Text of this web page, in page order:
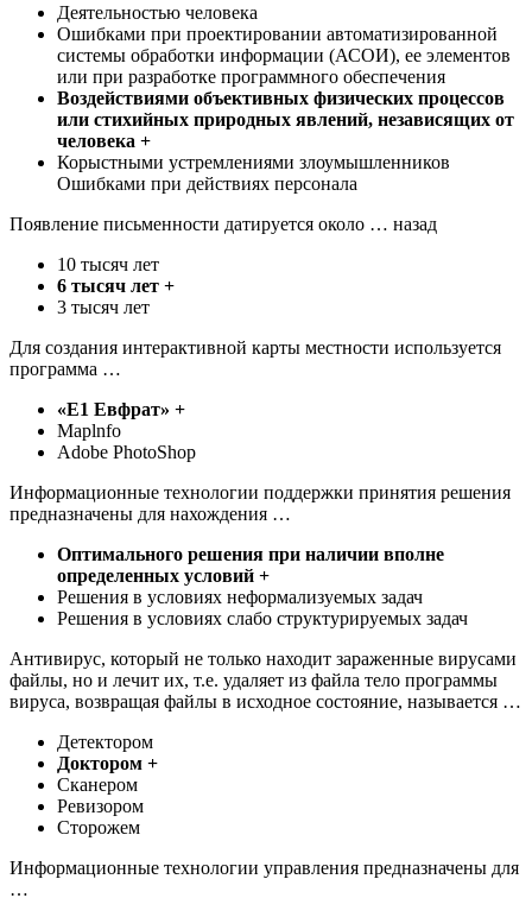
Деятельностью человека
Ошибками при проектировании автоматизированной
системы обработки информации (АСОИ), ее элементов
или при разработке программного обеспечения
Воздействиями объективных физических процессов
или стихийных природных явлений, независящих от
человека +
Корыстными устремлениями злоумышленников
Ошибками при действиях персонала
Появление письменности датируется около … назад
10 тысяч лет
6 тысяч лет +
3 тысяч лет
Для создания интерактивной карты местности используется
программа …
«Е1 Евфрат» +
Maplnfo
Adobe PhotoShop
Информационные технологии поддержки принятия решения
предназначены для нахождения …
Оптимального решения при наличии вполне
определенных условий +
Решения в условиях неформализуемых задач
Решения в условиях слабо структурируемых задач
Антивирус, который не только находит зараженные вирусами
файлы, но и лечит их, т.е. удаляет из файла тело программы
вируса, возвращая файлы в исходное состояние, называется …
Детектором
Доктором +
Сканером
Ревизором
Сторожем
Информационные технологии управления предназначены для
…